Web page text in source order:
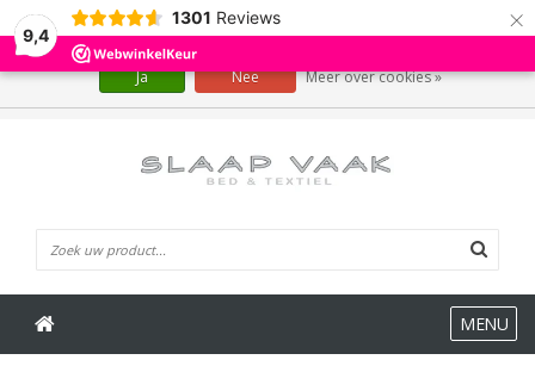
9,4
1301 Reviews ×
MENU
Wij slaan cookies op om onze website te verbeteren. Is dat akkoord?
Ja Nee Meer over cookies »